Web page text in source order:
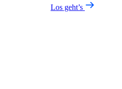
Los geht’s